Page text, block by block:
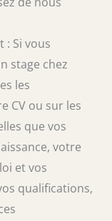
: Si vous
stage chez
les
CV ou sur les
que vos
votre
et vos
qualifications,